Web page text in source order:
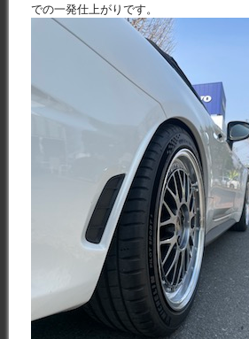
での一発仕上がりです。